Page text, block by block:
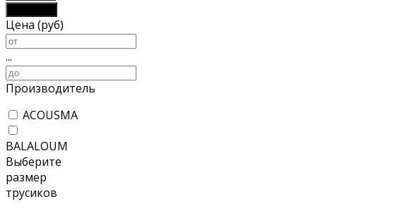
Цена (руб)
...
Производитель
ACOUSMA
BALALOUM
Выберите
размер
трусиков